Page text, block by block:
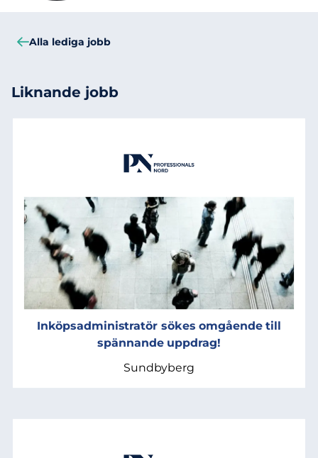
Alla lediga jobb
Liknande jobb
Inköpsadministratör sökes omgående till
spännande uppdrag!
Sundbyberg